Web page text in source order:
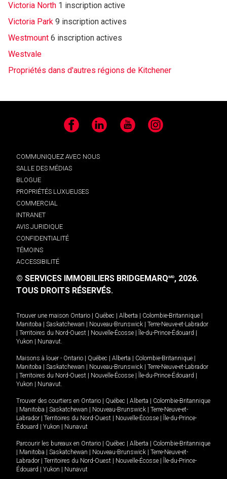
Victoria North 1 inscription active
Victoria Park 9 inscription actives
Westmount 6 inscription actives
Westvale
Propriétés dans d'autres régions de Kitchener
Facebook LinkedIn YouTube Instagram
COMMUNIQUEZ AVEC NOUS
SALLE DES MÉDIAS
BLOGUE
PROPRIÉTÉS LUXUEUSES
COMMERCIAL
INTRANET
AVIS JURIDIQUE
CONFIDENTIALITÉ
TÉMOINS
ACCESSIBILITÉ
© SERVICES IMMOBILIERS BRIDGEMARQMD, 2026.
TOUS DROITS RÉSERVÉS.
Trouver une maison Ontario Québec Alberta Colombie-Britannique
Manitoba
Saskatchewan Nouveau-Brunswick
Terre-Neuve-et-Labrador
Territoires du Nord-Ouest Nouvelle-Écosse Île-du-Prince-Édouard
Yukon
Nunavut.
Maisons à louer - Ontario Québec Alberta Colombie-Britannique
Manitoba
Saskatchewan Nouveau-Brunswick
Terre-Neuve-et-Labrador
Territoires du Nord-Ouest Nouvelle-Écosse Île-du-Prince-Édouard
Yukon
Nunavut.
Trouver des courtiers en Ontario Québec Alberta
Colombie-Britannique
Manitoba Saskatchewan Nouveau-Brunswick
Terre-Neuve-et-
Labrador
Territoires du Nord-Ouest Nouvelle-Écosse
Île-du-Prince-
Édouard
Yukon Nunavut
Parcourir les bureaux en Ontario Québec Alberta
Colombie-Britannique
Manitoba Saskatchewan Nouveau-Brunswick
Terre-Neuve-et-
Labrador
Territoires du Nord-Ouest Nouvelle-Écosse
Île-du-Prince-
Édouard
Yukon Nunavut